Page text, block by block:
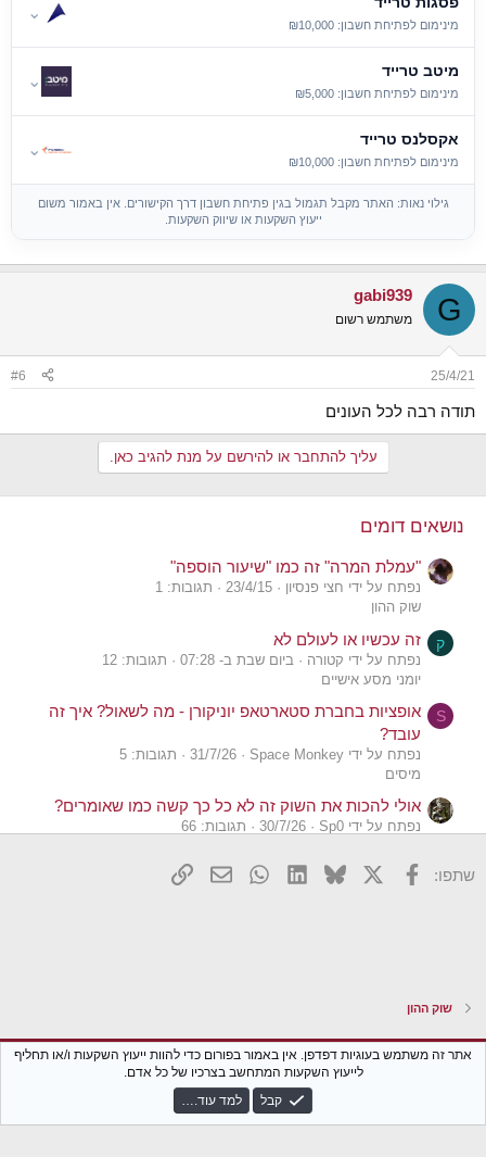
מינימום לפתיחת חשבון: ₪10,000
⌄
מיטב טרייד
מינימום לפתיחת חשבון: ₪5,000
⌄
אקסלנס טרייד
מינימום לפתיחת חשבון: ₪10,000
⌄
גילוי נאות: האתר מקבל תגמול בגין פתיחת חשבון דרך הקישורים. אין באמור משום
ייעוץ השקעות או שיווק השקעות.
G
gabi939
משתמש רשום
25/4/21
#6
תודה רבה לכל העונים
עליך להתחבר או להירשם על מנת להגיב כאן.
נושאים דומים
"עמלת המרה" זה כמו "שיעור הוספה"
נפתח על ידי חצי פנסיון 23/4/15
תגובות: 1
שוק ההון
ק זה עכשיו או לעולם לא
נפתח על ידי קטורה ביום שבת ב- 07:28
תגובות: 12
יומני מסע אישיים
S
אופציות בחברת סטארטאפ יוניקורן - מה לשאול? איך זה
עובד?
נפתח על ידי Space Monkey 31/7/26
תגובות: 5
מיסים
אולי להכות את השוק זה לא כל כך קשה כמו שאומרים?
נפתח על ידי Sp0 30/7/26
תגובות: 66
ה האם זה דמי ניהול סבירים ?
נפתח על ידי fooser 24/6/26
תגובות: 17
מיסים
נפתח על ידי טרטליה 10/6/26
תגובות: 12
שתפו: פייסבוק
X
Bluesky
LinkedIn
WhatsApp
דואר אלקטרוני
הוסף קישור
שוק ההון
Xenforo Classic
עברית (he_IL)
תקנון הפורום מדיניות פרטיות
אתר זה משתמש בעוגיות דפדפן. אין באמור בפורום כדי להוות ייעוץ השקעות ו/או תחליף
לייעוץ השקעות המתחשב בצרכיו של כל אדם.
קבל
למד עוד.…